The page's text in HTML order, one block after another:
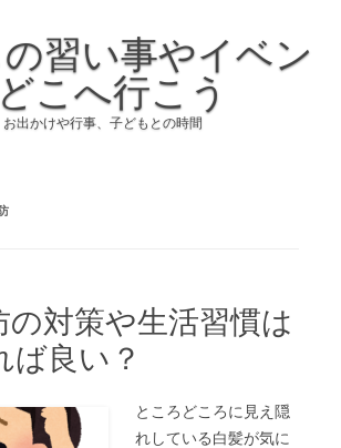
習い事やイベン
こへ行こう
お出かけや行事、子どもとの時間
の対策や生活習慣は
ば良い？
ところどころに見え隠
れしている白髪が気に